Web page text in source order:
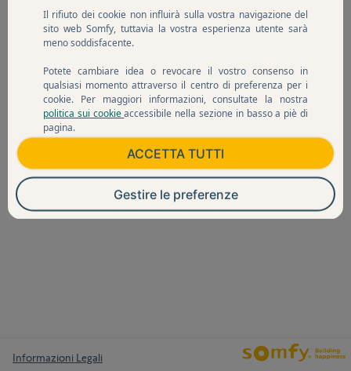
Informazioni Legali
Il rifiuto dei cookie non influirà sulla vostra navigazione del
sito web Somfy, tuttavia la vostra esperienza utente sarà
meno soddisfacente.
Potete cambiare idea o revocare il vostro consenso in
qualsiasi momento attraverso il centro di preferenza per i
cookie. Per maggiori informazioni, consultate la nostra
politica sui cookieaccessibile nella sezione in basso a piè di
pagina.
ACCETTA TUTTI
Gestire le preferenze